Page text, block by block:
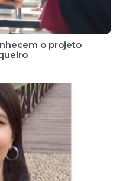
o projeto